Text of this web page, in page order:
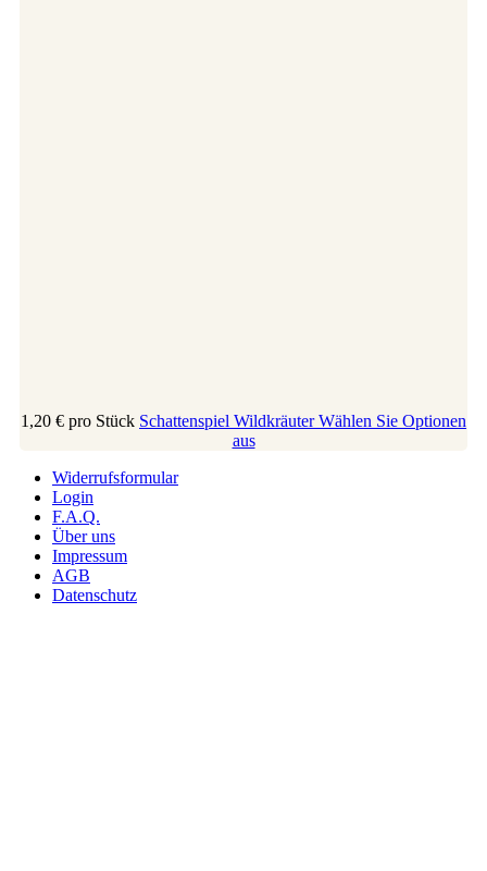
1,20 € pro Stück Schattenspiel WildkräuterWählen Sie Optionen
aus
Widerrufsformular
Login
F.A.Q.
Über uns
Impressum
AGB
Datenschutz